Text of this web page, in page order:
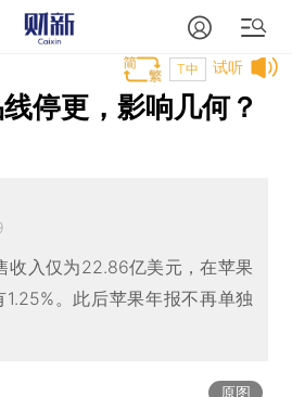
试听
T中
停更，影响几何？
收入仅为22.86亿美元，在苹果
。此后苹果年报不再单独
原图